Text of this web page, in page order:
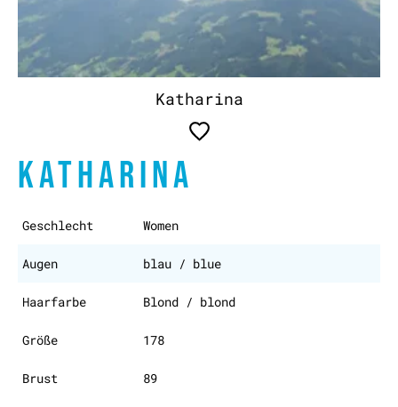
Katharina
KATHARINA
Geschlecht Women
Augen blau / blue
Haarfarbe Blond / blond
Größe 178
Brust 89